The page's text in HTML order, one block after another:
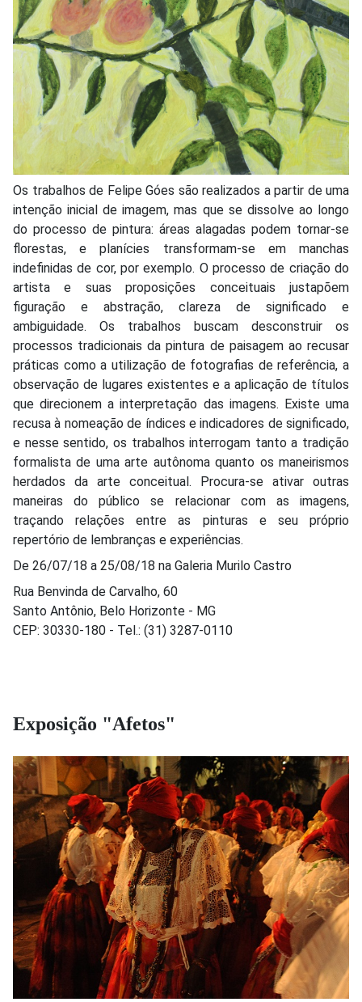
Os trabalhos de Felipe Góes são realizados a partir de uma
intenção inicial de imagem, mas que se dissolve ao longo
do processo de pintura: áreas alagadas podem tornar-se
florestas, e planícies transformam-se em manchas
indefinidas de cor, por exemplo. O processo de criação do
artista e suas proposições conceituais justapõem
figuração e abstração, clareza de significado e
ambiguidade. Os trabalhos buscam desconstruir os
processos tradicionais da pintura de paisagem ao recusar
práticas como a utilização de fotografias de referência, a
observação de lugares existentes e a aplicação de títulos
que direcionem a interpretação das imagens. Existe uma
recusa à nomeação de índices e indicadores de significado,
e nesse sentido, os trabalhos interrogam tanto a tradição
formalista de uma arte autônoma quanto os maneirismos
herdados da arte conceitual. Procura-se ativar outras
maneiras do público se relacionar com as imagens,
traçando relações entre as pinturas e seu próprio
repertório de lembranças e experiências.
De 26/07/18 a 25/08/18 na Galeria Murilo Castro
Rua Benvinda de Carvalho, 60
Santo Antônio, Belo Horizonte - MG
CEP: 30330-180 - Tel.: (31) 3287-0110
Exposição "Afetos"